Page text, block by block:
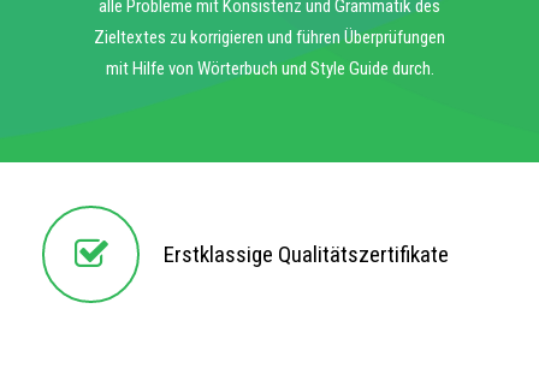
alle Probleme mit Konsistenz und Grammatik des
Zieltextes zu korrigieren und führen Überprüfungen
mit Hilfe von Wörterbuch und Style Guide durch.
Erstklassige Qualitätszertifikate
Erstklassige Qualitätszertifikate